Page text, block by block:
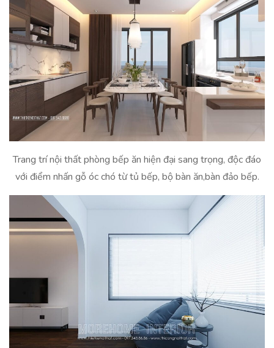
Trang trí nội thất phòng bếp ăn hiện đại sang trọng, độc đáo
với điểm nhấn gỗ óc chó từ tủ bếp, bộ bàn ăn,bàn đảo bếp.